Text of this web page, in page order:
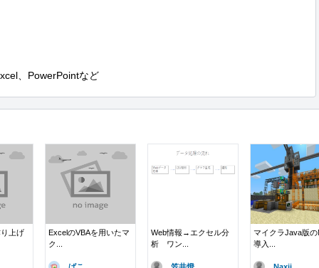
、PowerPointなど
上げ
ExcelのVBAを用いたマ
ク...
Web情報→エクセル分
析 ワン...
マイクラJava版の
導入...